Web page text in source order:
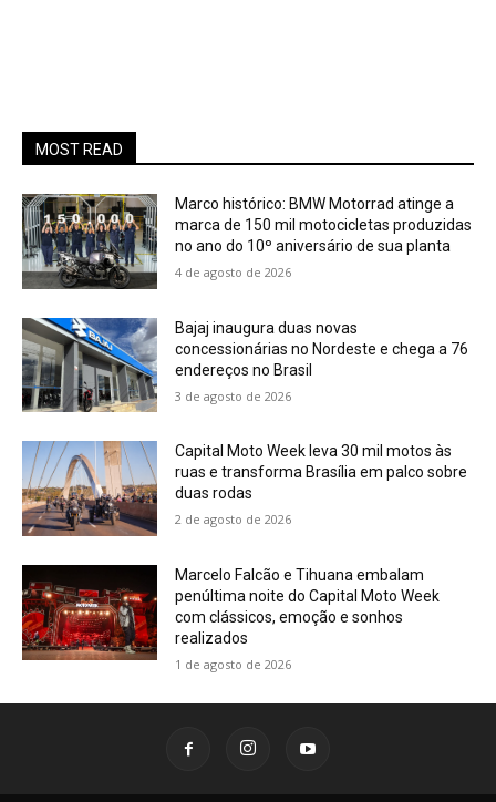
MOST READ
Marco histórico: BMW Motorrad atinge a
marca de 150 mil motocicletas produzidas
no ano do 10º aniversário de sua planta
4 de agosto de 2026
Bajaj inaugura duas novas
concessionárias no Nordeste e chega a 76
endereços no Brasil
3 de agosto de 2026
Capital Moto Week leva 30 mil motos às
ruas e transforma Brasília em palco sobre
duas rodas
2 de agosto de 2026
Marcelo Falcão e Tihuana embalam
penúltima noite do Capital Moto Week
com clássicos, emoção e sonhos
realizados
1 de agosto de 2026